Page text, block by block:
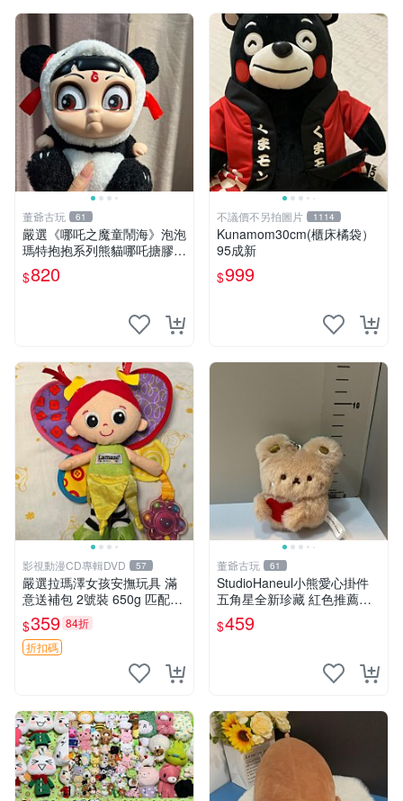
董爺古玩 61
嚴選《哪吒之魔童鬧海》泡泡
瑪特抱抱系列熊貓哪吒搪膠臉
毛絨， STATE：如圖顯示 哪
吒 毛絨公仔 泡泡瑪特
$820
不議價不另拍圖片 1114
Kunamom30cm(櫃床橘袋）
95成新
$999
影視動漫CD專輯DVD 57
嚴選拉瑪澤女孩安撫玩具 滿
意送補包 2號裝 650g 匹配嬰
幼童舒壓好伴侶 女孩專用 安
心選擇 安撫玩偶 衝包 玩具
$359 84折
折扣碼
董爺古玩 61
StudioHaneul小熊愛心掛件
五角星全新珍藏 紅色推薦收
藏 玩具掛飾 掛件 新品
$459